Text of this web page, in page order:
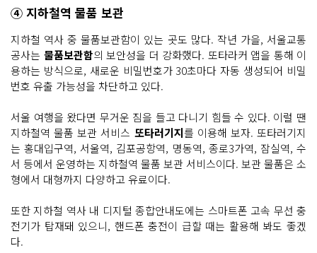
④ 지하철역 물품 보관
지하철 역사 중 물품보관함이 있는 곳도 많다. 작년 가을, 서울교통
공사는 물품보관함의 보안성을 더 강화했다. 또타라커 앱을 통해 이
용하는 방식으로, 새로운 비밀번호가 30초마다 자동 생성되어 비밀
번호 유출 가능성을 차단하고 있다.
서울 여행을 왔다면 무거운 짐을 들고 다니기 힘들 수 있다. 이럴 땐
지하철역 물품 보관 서비스 또타러기지를 이용해 보자. 또타러기지
는 홍대입구역, 서울역, 김포공항역, 명동역, 종로3가역, 잠실역, 수
서 등에서 운영하는 지하철역 물품 보관 서비스이다. 보관 물품은 소
형에서 대형까지 다양하고 유료이다.
또한 지하철 역사 내 디지털 종합안내도에는 스마트폰 고속 무선 충
전기가 탑재돼 있으니, 핸드폰 충전이 급할 때는 활용해 봐도 좋겠
다.